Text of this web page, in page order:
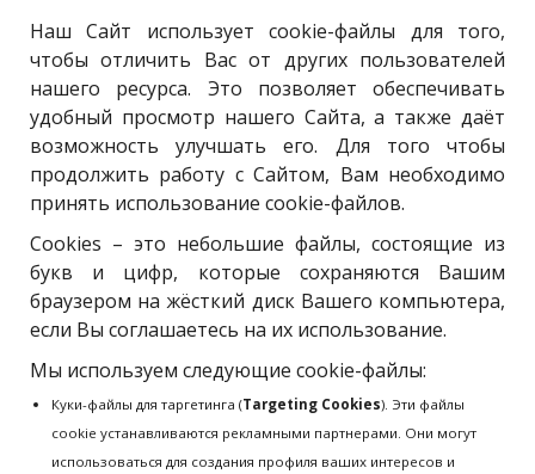
БЛОГ
ПОДАТЬ ЗАЯВКУ
Наш Сайт использует cookie-файлы для того,
чтобы отличить Вас от других пользователей
нашего ресурса. Это позволяет обеспечивать
удобный просмотр нашего Сайта, а также даёт
возможность улучшать его. Для того чтобы
продолжить работу с Сайтом, Вам необходимо
принять использование cookie-файлов.
Cookies – это небольшие файлы, состоящие из
букв и цифр, которые сохраняются Вашим
браузером на жёсткий диск Вашего компьютера,
если Вы соглашаетесь на их использование.
Мы используем следующие cookie-файлы:
Куки-файлы для таргетинга (Targeting Cookies). Эти файлы
cookie устанавливаются рекламными партнерами. Они могут
использоваться для создания профиля ваших интересов и